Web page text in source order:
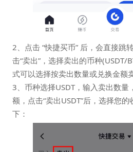
2、点击 “快捷买币” 后，会直接跳
击“卖出”，选择卖出的币种(USDT/
式可以选择按卖出数量或兑换金额
3、币种选择USDT，输入卖出数量
额，点击“卖出USDT”后，选择您
下：